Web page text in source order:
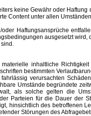
keine Gewähr oder Haftung
Content unter allen
Haftungsansprüche entfallen
ausgesetzt
inhaltliche
bestimmten
verursachten
Umstände begründete
als solche gelten die
Parteien für die Dauer der
hinsichtlich des betroffenen
Störungen des